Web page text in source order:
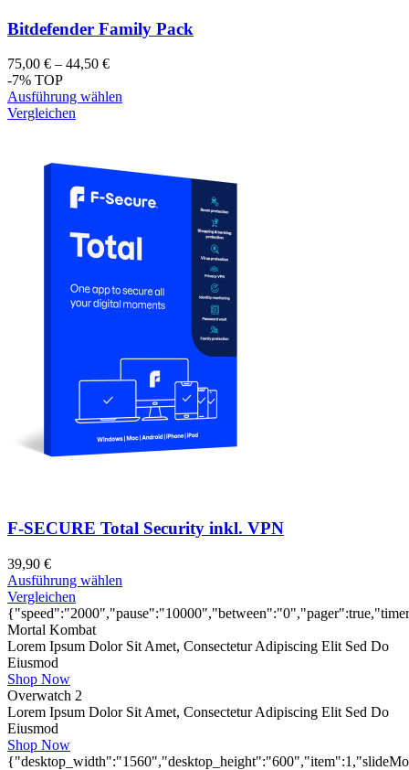
Bitdefender Family Pack
75,00 € – 44,50 €
-7% TOP
Ausführung wählen
Vergleichen
F-SECURE Total Security inkl. VPN
39,90 €
Ausführung wählen
Vergleichen
Mortal Kombat
Lorem Ipsum Dolor Sit Amet, Consectetur Adipiscing Elit Sed Do
Eiusmod
Shop Now
Overwatch 2
Lorem Ipsum Dolor Sit Amet, Consectetur Adipiscing Elit Sed Do
Eiusmod
Shop Now